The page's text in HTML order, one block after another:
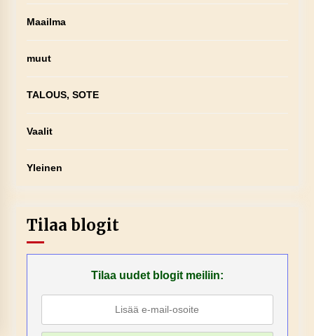
Maailma
muut
TALOUS, SOTE
Vaalit
Yleinen
Tilaa blogit
Tilaa uudet blogit meiliin: